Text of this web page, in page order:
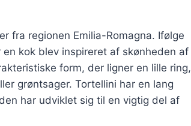
fra regionen Emilia-Romagna. Ifølge
kok blev inspireret af skønheden af
form, der ligner en lille ring,
grøntsager. Tortellini har en lang
har udviklet sig til en vigtig del af